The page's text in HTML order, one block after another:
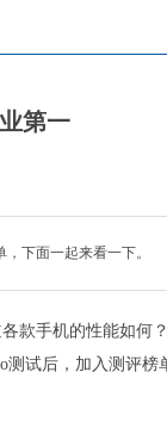
第一
下面一起来看一下。
款手机的性能如何
测试后，加入测评榜